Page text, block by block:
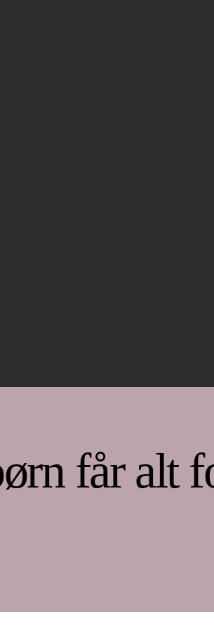
får alt